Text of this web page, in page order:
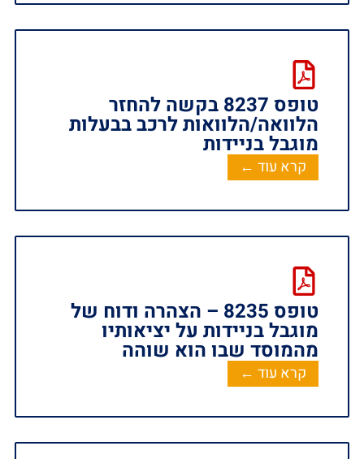
טופס 8237 בקשה להחזר
הלוואה/הלוואות לרכב בבעלות
מוגבל בניידות ‏‏
קרא עוד ←
טופס 8235 – הצהרה ודוח של
מוגבל בניידות על יציאותיו
מהמוסד שבו הוא שוהה
קרא עוד ←